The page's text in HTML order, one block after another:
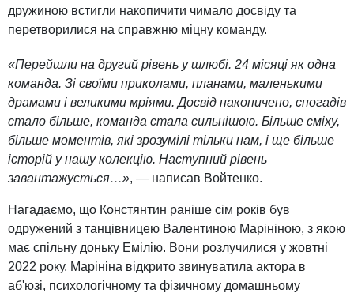
дружиною встигли накопичити чимало досвіду та
перетворилися на справжню міцну команду.
«Перейшли на другий рівень у шлюбі. 24 місяці як одна
команда. Зі своїми приколами, планами, маленькими
драмами і великими мріями. Досвід накопичено, спогадів
стало більше, команда стала сильнішою. Більше сміху,
більше моментів, які зрозумілі тільки нам, і ще більше
історій у нашу колекцію. Наступний рівень
завантажується…», — написав Войтенко.
Нагадаємо, що Констянтин раніше сім років був
одружений з танцівницею Валентиною Марініною, з якою
має спільну доньку Емілію. Вони розлучилися у жовтні
2022 року. Марініна відкрито звинуватила актора в
аб'юзі, психологічному та фізичному домашньому